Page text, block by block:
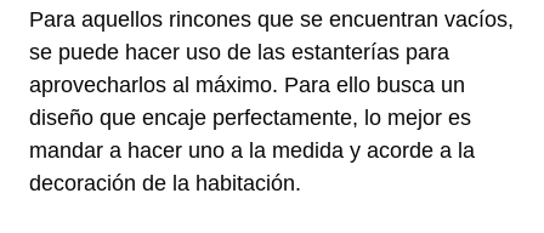
Para aquellos rincones que se encuentran vacíos,
se puede hacer uso de las estanterías para
aprovecharlos al máximo. Para ello busca un
diseño que encaje perfectamente, lo mejor es
mandar a hacer uno a la medida y acorde a la
decoración de la habitación.